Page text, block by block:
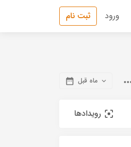
ورود ثبت نام
ماه قبل
رویدادها